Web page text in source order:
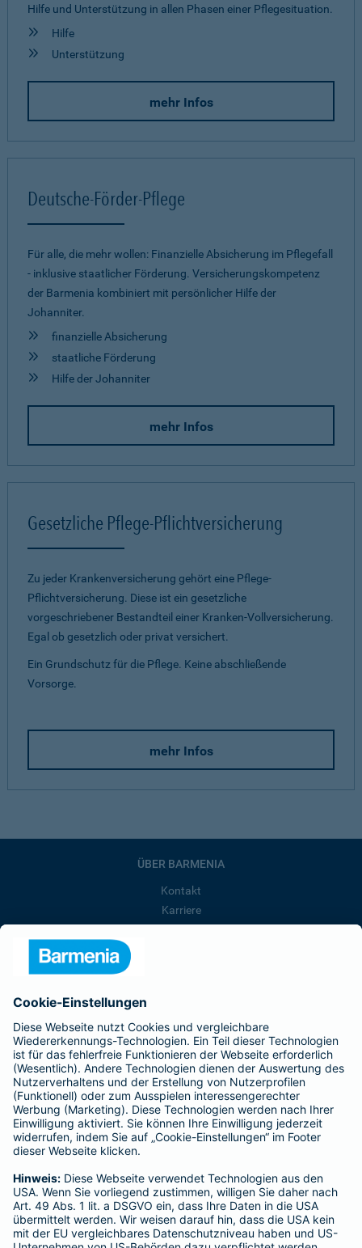
Hilfe und Unterstützung in allen Phasen einer Pflegesituation.
Hilfe
Unterstützung
mehr Infos
Deutsche-Förder-Pflege
Für alle, die mehr wollen: Finanzielle Absicherung im Pflegefall
- inklusive staatlicher Förderung. Versicherungskompetenz
der Barmenia kombiniert mit persönlicher Hilfe der
Johanniter.
finanzielle Absicherung
staatliche Förderung
Hilfe der Johanniter
mehr Infos
Gesetzliche Pflege-Pflichtversicherung
Zu jeder Krankenversicherung gehört eine Pflege-
Pflichtversicherung. Diese ist ein gesetzliche
vorgeschriebener Bestandteil einer Kranken-Vollversicherung.
Egal ob gesetzlich oder privat versichert.
Ein Grundschutz für die Pflege. Keine abschließende
Vorsorge.
mehr Infos
ÜBER BARMENIA
Kontakt
Karriere
Barmenia ist Teil der BarmeniaGothaer
BELIEBTE SEITEN
Kranken-Zusatzversicherung
Tierversicherungen
Haftpflichtversicherung
Hausratversicherung
Adresse ändern
Schaden melden
Kilometerstandsmeldung